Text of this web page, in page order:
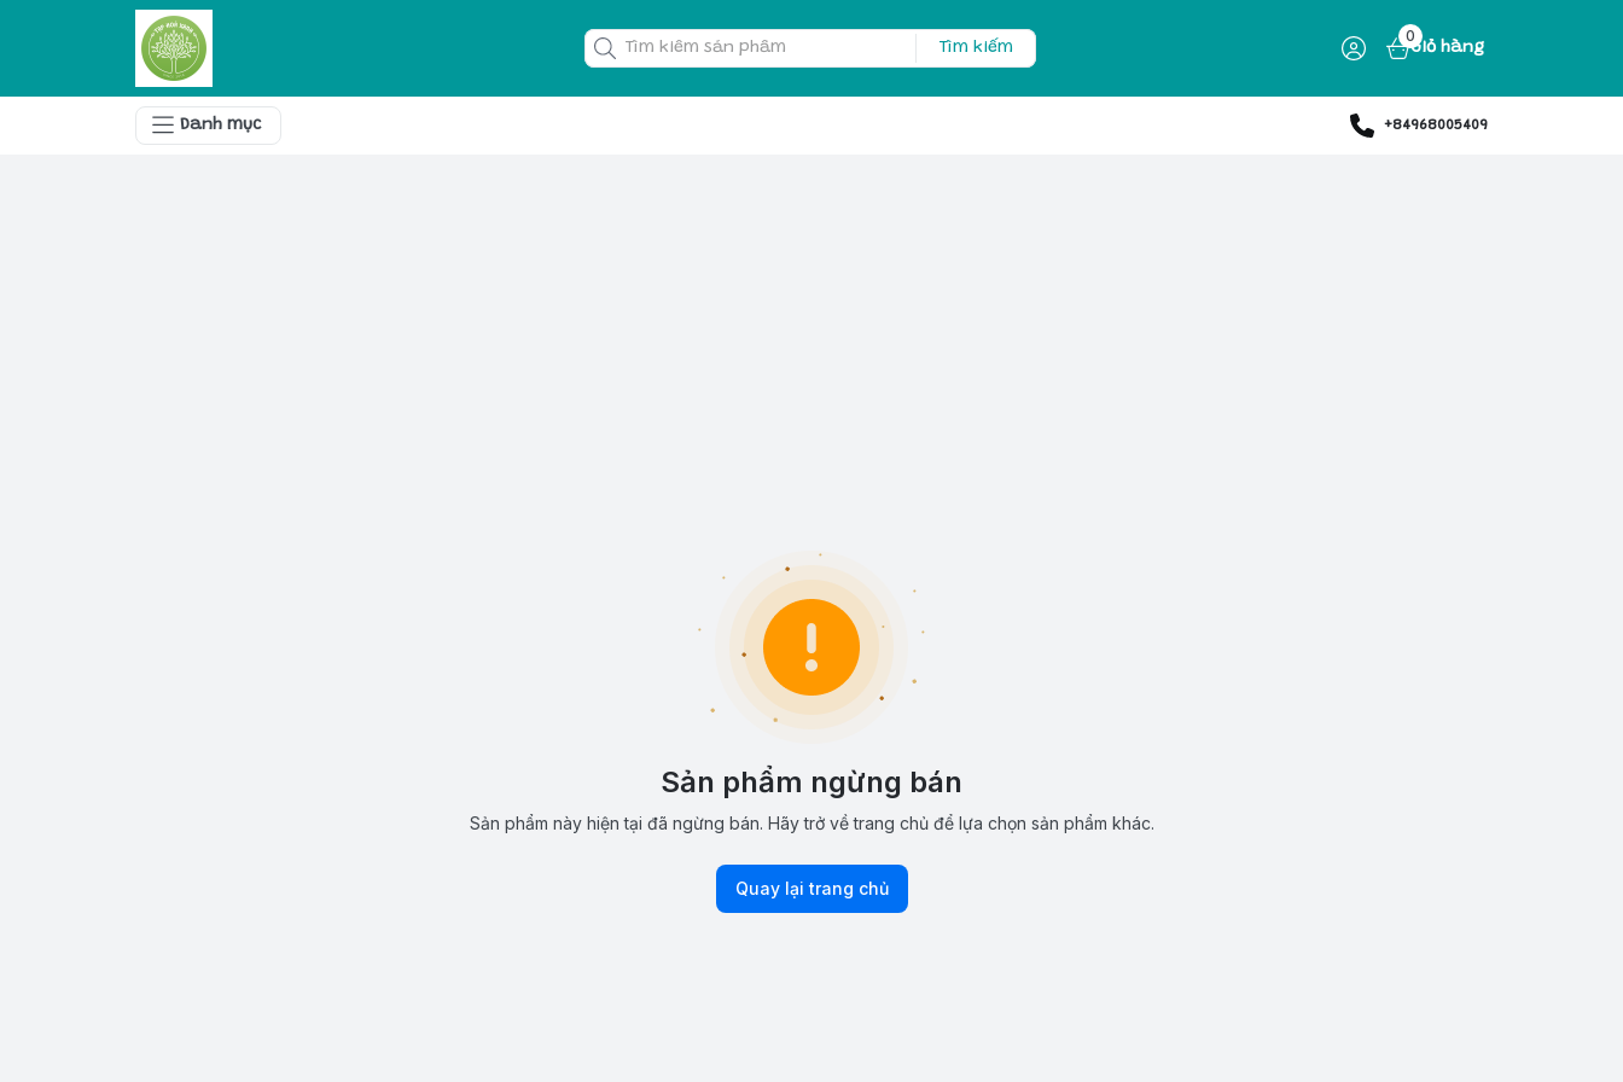
Tìm kiếm
0
Giỏ hàng
Danh mục +84968005409
Sản phẩm ngừng bán
Sản phẩm này hiện tại đã ngừng bán. Hãy trở về trang chủ để lựa chọn sản phẩm khác.
Quay lại trang chủ